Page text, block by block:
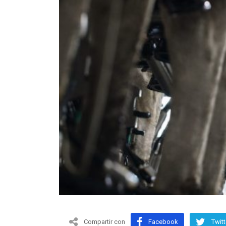
Compartir con Facebook